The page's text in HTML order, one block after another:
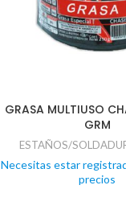
GRASA MULTIUSO
GRM
ESTAÑOS/
Necesitas estar
precios